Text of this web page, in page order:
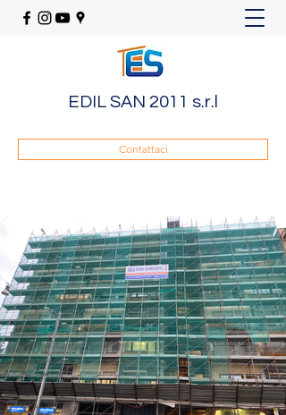
EDIL SAN 2011 s.r.l
Contattaci